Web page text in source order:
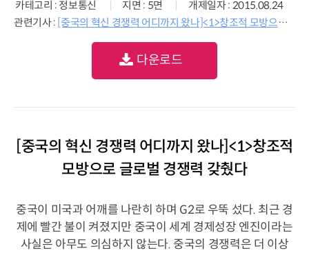
카테고리 : 정보통신 지면 : 5면
개제일자 : 2015.08.24
관련기사 : [중국의 혁신 경쟁력 어디까지 왔나]<1>창조적 모방으로 글로벌 경쟁력 갖췄다
다운로드
[중국의 혁신 경쟁력 어디까지 왔나]<1>창조적
모방으로 글로벌 경쟁력 갖췄다
중국이 미국과 어깨를 나란히 하며 G2로 우뚝 섰다. 최근 경
제에 빨간 불이 켜졌지만 중국이 세계 경제성장 엔진이라는
사실은 아무도 의심하지 않는다. 중국의 경쟁력은 더 이상